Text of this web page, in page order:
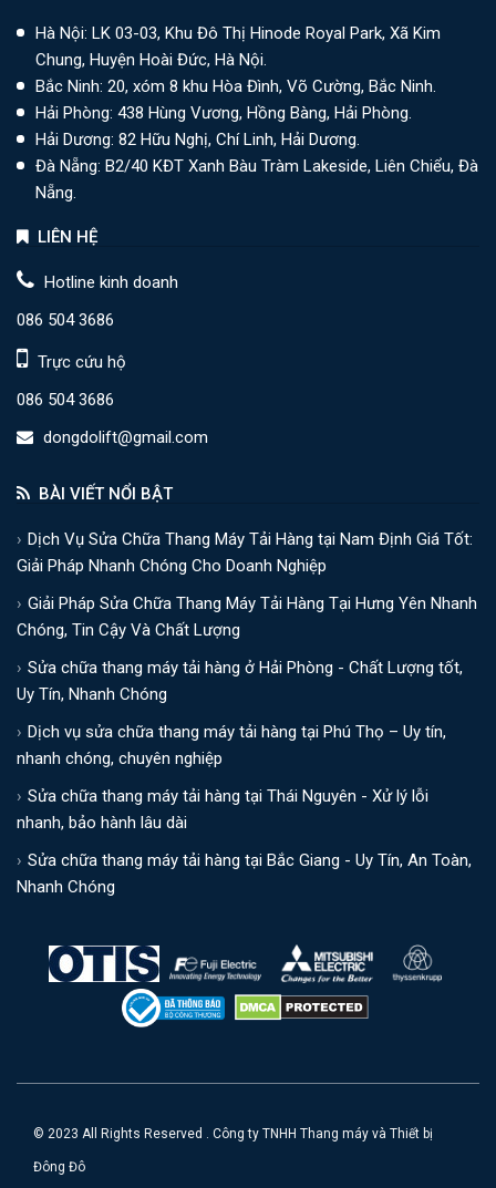
Hà Nội: LK 03-03, Khu Đô Thị Hinode Royal Park, Xã Kim
Chung, Huyện Hoài Đức, Hà Nội.
Bắc Ninh: 20, xóm 8 khu Hòa Đình, Võ Cường, Bắc Ninh.
Hải Phòng: 438 Hùng Vương, Hồng Bàng, Hải Phòng.
Hải Dương: 82 Hữu Nghị, Chí Linh, Hải Dương.
Đà Nẵng: B2/40 KĐT Xanh Bàu Tràm Lakeside, Liên Chiểu, Đà
Nẵng.
LIÊN HỆ
Hotline kinh doanh
086 504 3686
Trực cứu hộ
086 504 3686
dongdolift@gmail.com
BÀI VIẾT NỔI BẬT
Dịch Vụ Sửa Chữa Thang Máy Tải Hàng tại Nam Định Giá Tốt:
Giải Pháp Nhanh Chóng Cho Doanh Nghiệp
Giải Pháp Sửa Chữa Thang Máy Tải Hàng Tại Hưng Yên Nhanh
Chóng, Tin Cậy Và Chất Lượng
Sửa chữa thang máy tải hàng ở Hải Phòng - Chất Lượng tốt,
Uy Tín, Nhanh Chóng
Dịch vụ sửa chữa thang máy tải hàng tại Phú Thọ – Uy tín,
nhanh chóng, chuyên nghiệp
Sửa chữa thang máy tải hàng tại Thái Nguyên - Xử lý lỗi
nhanh, bảo hành lâu dài
Sửa chữa thang máy tải hàng tại Bắc Giang - Uy Tín, An Toàn,
Nhanh Chóng
© 2023 All Rights Reserved . Công ty TNHH Thang máy và Thiết bị
Đông Đô